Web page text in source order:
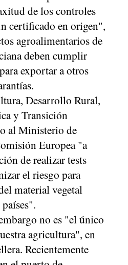
de los controles
certificado en origen",
agroalimentarios de
deben cumplir
exportar a otros
Desarrollo Rural,
y Transición
al Ministerio de
Europea "a
de realizar tests
el riesgo para
material vegetal
no es "el único
agricultura", en
Recientemente